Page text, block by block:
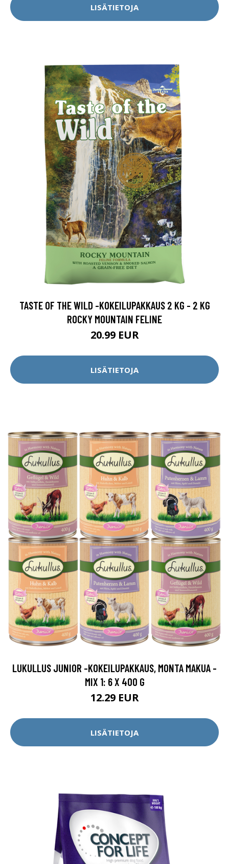
LISÄTIETOJA
TASTE OF THE WILD -KOKEILUPAKKAUS 2 KG - 2 KG
ROCKY MOUNTAIN FELINE
20.99 EUR
LISÄTIETOJA
LUKULLUS JUNIOR -KOKEILUPAKKAUS, MONTA MAKUA -
MIX 1: 6 X 400 G
12.29 EUR
LISÄTIETOJA